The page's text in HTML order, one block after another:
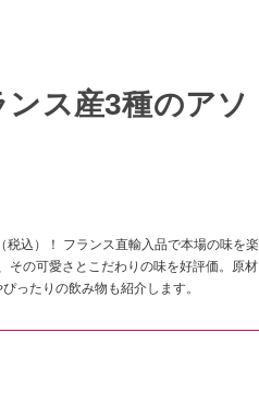
ス産3種のアソ
込）！ フランス直輸入品で本場の味を楽
その可愛さとこだわりの味を好評価。原材
ったりの飲み物も紹介します。